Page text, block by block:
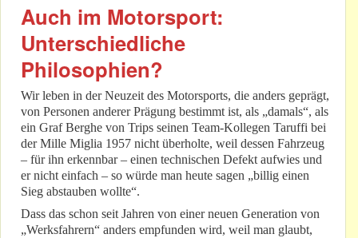
Auch im Motorsport:
Unterschiedliche
Philosophien?
Wir leben in der Neuzeit des Motorsports, die anders geprägt,
von Personen anderer Prägung bestimmt ist, als „damals“, als
ein Graf Berghe von Trips seinen Team-Kollegen Taruffi bei
der Mille Miglia 1957 nicht überholte, weil dessen Fahrzeug
– für ihn erkennbar – einen technischen Defekt aufwies und
er nicht einfach – so würde man heute sagen „billig einen
Sieg abstauben wollte“.
Dass das schon seit Jahren von einer neuen Generation von
„Werksfahrern“ anders empfunden wird, weil man glaubt,